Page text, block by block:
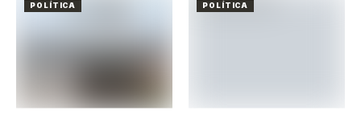
POLÍTICA POLÍTICA